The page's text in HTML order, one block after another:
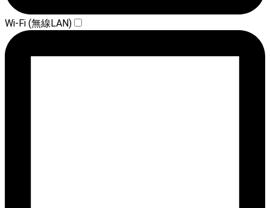
Wi-Fi (無線LAN)